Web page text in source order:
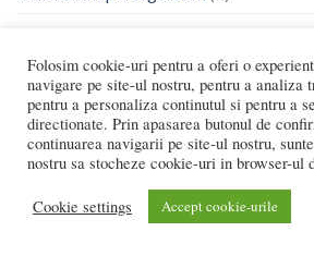
legjobbmagyarcasino(1)
leonbetcasinoportugal.com(1)
leoncasinoportugal.net(1)
liderpneus.pt(2)
Folosim cookie-uri pentru a oferi o
navigare pe site-ul nostru, pentru a analiza
pentru a personaliza continutul si pentru a
directionate. Prin apasarea butonul de
continuarea navigarii pe site-ul nostru,
nostru sa stocheze cookie-uri in browser-ul
Cookie settings Accept cookie-urile